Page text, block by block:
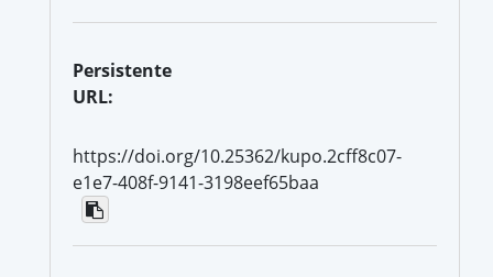
Persistente
URL:
https://doi.org/10.25362/kupo.2cff8c07-
e1e7-408f-9141-3198eef65baa